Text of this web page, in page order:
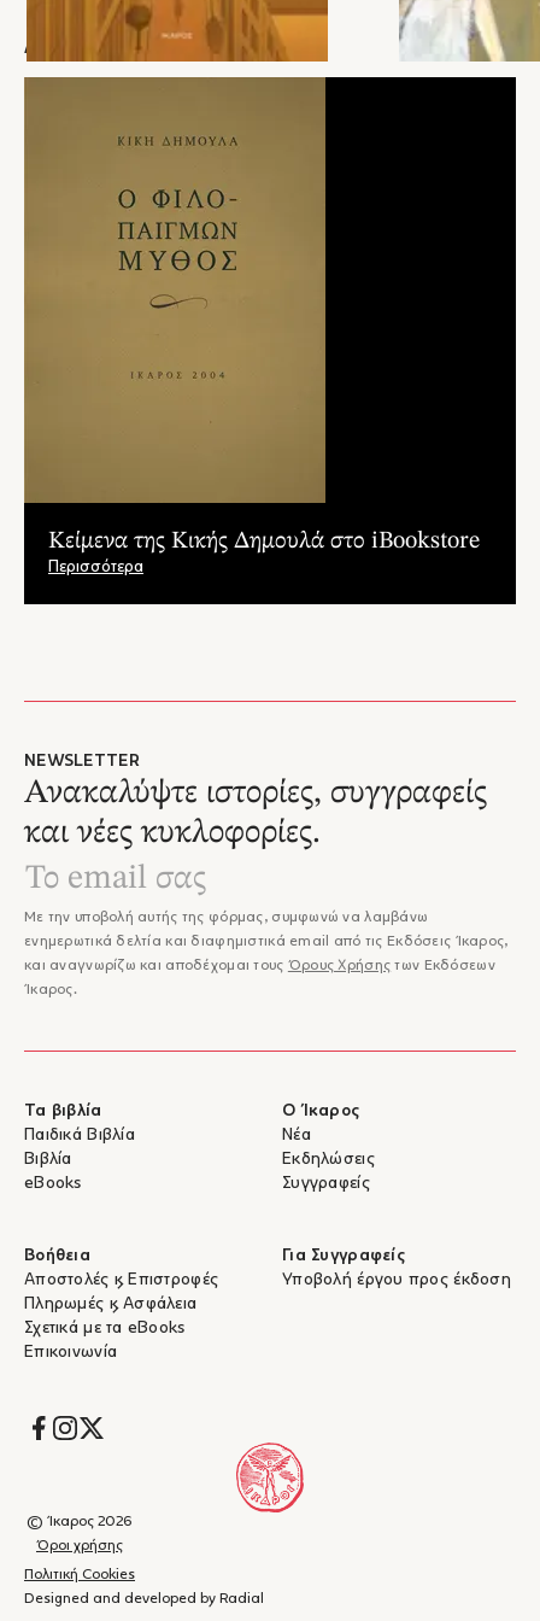
Πανεπιστημίου Θεσσαλονίκης. Ποιήματα της έχουν μεταφραστεί στα αγγλικά, τα
γαλλικά, τα ισπανικά, τα ιταλικά, τα πολωνικά, τα βουλγαρικά, τα γερμανικά και τα
σουηδικά.
ΑΡΘΡΑ
Κείμενα της Κικής Δημουλά στο iBookstore
Περισσότερα
NEWSLETTER
Ανακαλύψτε ιστορίες, συγγραφείς
και νέες κυκλοφορίες.
Με την υποβολή αυτής της φόρμας, συμφωνώ να λαμβάνω
ενημερωτικά δελτία και διαφημιστικά email από τις Εκδόσεις Ίκαρος,
και αναγνωρίζω και αποδέχομαι τους Όρους Χρήσης των Εκδόσεων
Ίκαρος.
Τα βιβλία
Παιδικά Βιβλία
Βιβλία
eBooks
Ο Ίκαρος
Νέα
Εκδηλώσεις
Συγγραφείς
Βοήθεια
Αποστολές & Επιστροφές
Πληρωμές & Ασφάλεια
Σχετικά με τα eBooks
Επικοινωνία
Για Συγγραφείς
Υποβολή έργου προς έκδοση
Socials
© Ίκαρος 2026
Όροι χρήσης
Πολιτική Cookies
Designed and developed by Radial